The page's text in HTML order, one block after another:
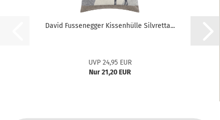
David Fussenegger Kissenhülle Silvretta...
UVP 24,95 EUR
Nur 21,20 EUR